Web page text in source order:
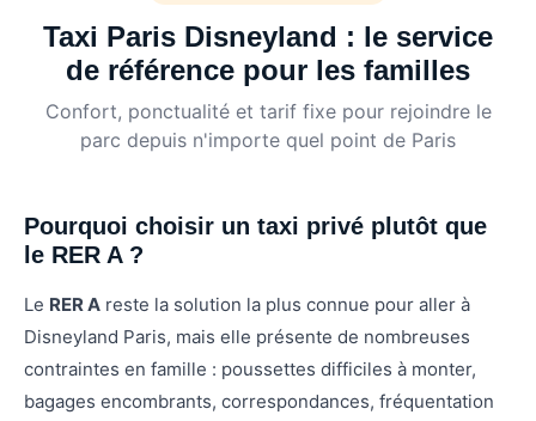
Taxi Paris Disneyland : le service
de référence pour les familles
Confort, ponctualité et tarif fixe pour rejoindre le
parc depuis n'importe quel point de Paris
Pourquoi choisir un taxi privé plutôt que
le RER A ?
Le RER A reste la solution la plus connue pour aller à
Disneyland Paris, mais elle présente de nombreuses
contraintes en famille : poussettes difficiles à monter,
bagages encombrants, correspondances, fréquentation